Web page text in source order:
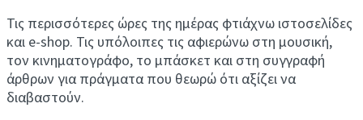
Τις περισσότερες ώρες της ημέρας φτιάχνω ιστοσελίδες
και e-shop. Τις υπόλοιπες τις αφιερώνω στη μουσική,
τον κινηματογράφο, το μπάσκετ και στη συγγραφή
άρθρων για πράγματα που θεωρώ ότι αξίζει να
διαβαστούν.